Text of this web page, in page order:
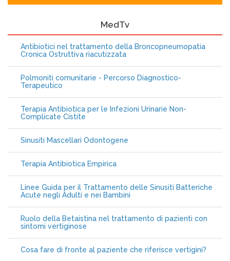
MedTv
Antibiotici nel trattamento della Broncopneumopatia
Cronica Ostruttiva riacutizzata
Polmoniti comunitarie - Percorso Diagnostico-
Terapeutico
Terapia Antibiotica per le Infezioni Urinarie Non-
Complicate Cistite
Sinusiti Mascellari Odontogene
Terapia Antibiotica Empirica
Linee Guida per il Trattamento delle Sinusiti Batteriche
Acute negli Adulti e nei Bambini
Ruolo della Betaistina nel trattamento di pazienti con
sintomi vertiginose
Cosa fare di fronte al paziente che riferisce vertigini?